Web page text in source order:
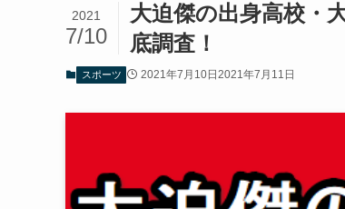
大迫傑の出身高校・
底調査！
2021
7/10
スポーツ 2021年7月10日 2021年7月11日